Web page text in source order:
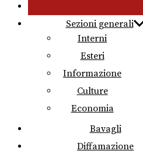
Sezioni generali
Interni
Esteri
Informazione
Culture
Economia
Bavagli
Diffamazione